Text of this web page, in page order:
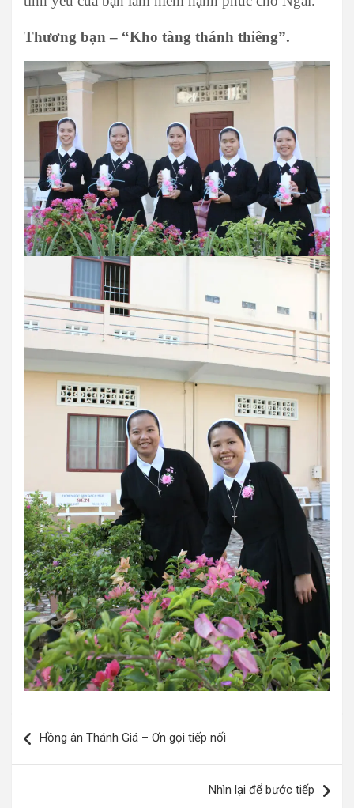
Thương bạn – “Kho tàng thánh thiêng”.
hướng
Hồng ân Thánh Giá – Ơn gọi tiếp nối
Nhìn lại để bước tiếp